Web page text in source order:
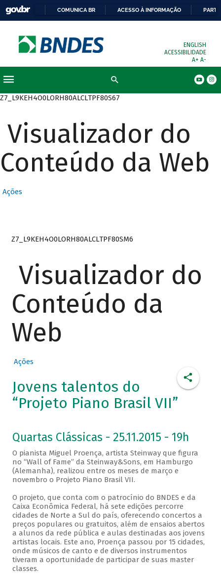
COMUNICA BR ACESSO À INFORMAÇÃO
ENGLISH
ACESSIBILIDADE
A+ A-
Z7_L9KEH4O0LORH80ALCLTPF80S67
Visualizador do
Conteúdo da Web
Ações
Z7_L9KEH4O0LORH80ALCLTPF80SM6
Visualizador do
Conteúdo da
Web
Ações
Jovens talentos do
“Projeto Piano Brasil VII”
Quartas Clássicas - 25.11.2015 - 19h
O pianista Miguel Proença, artista Steinway que figura
no “Wall of Fame” da Steinway&Sons, em Hamburgo
(Alemanha), realizou entre os meses de março e
novembro o Projeto Piano Brasil VII.
O projeto, que conta com o patrocínio do BNDES e da
Caixa Econômica Federal, há sete edições percorre
cidades de Norte a Sul do país, oferecendo concertos a
preços populares ou gratuitos, além de ensaios abertos
a alunos da rede pública e aulas destinadas aos jovens
artistas locais. Este ano, Proença passou por 15 cidades,
onde músicos de canto e de diversos instrumentos
tiveram a oportunidade de participar de suas master
classes.